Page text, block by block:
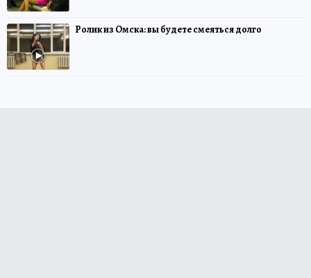
Ролик из Омска: вы будете смеяться долго